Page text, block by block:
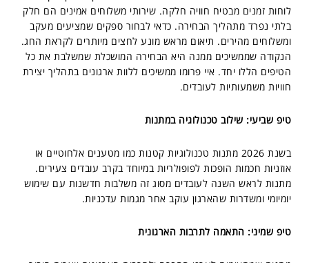
לוחות זמנים מבטיח חוויה חלקה. שירותי משלוחים אמינים הם חלק
בלתי נפרד מתהליך הבחירה. כדאי לבחור ספקים שמציעים מעקב
ומשלוחים מהירים. תיאום מראש מונע לחצים מיותרים לקראת החג.
הנקודה שממשיכים ממנה היא הבחירה המושכלת שמשלבת את כל
הטיפים הללו יחד. איי פרומו ממשיכים ללוות ארגונים בתהליך יצירת
חוויות משמעותיות לעובדים.
טיפ שביעי: שילוב טכנולוגיה במתנות
בשנת 2026 מתנות טכנולוגיות קטנות כמו מטענים אלחוטיים או
אוזניות חכמות הופכות לפופולריות במיוחד בקרב עובדים צעירים.
מתנות לראש השנה לעובדים מסוג זה משלבות חדשנות עם שימוש
יומיומי ומשדרות שהארגון עוקב אחר מגמות עדכניות.
טיפ שמיני: התאמה לתרבות הארגונית